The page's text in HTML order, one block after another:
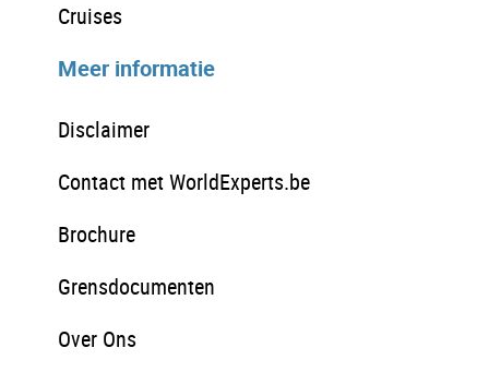
Cruises
Meer informatie
Disclaimer
Contact met WorldExperts.be
Brochure
Grensdocumenten
Over Ons